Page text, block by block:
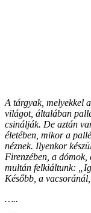
A tárgyak, melyekkel
világot, általában
csinálják. De aztán
életében, mikor a
néznek. Ilyenkor
Firenzében, a dómok,
multán felkiáltunk:
Később, a
…..